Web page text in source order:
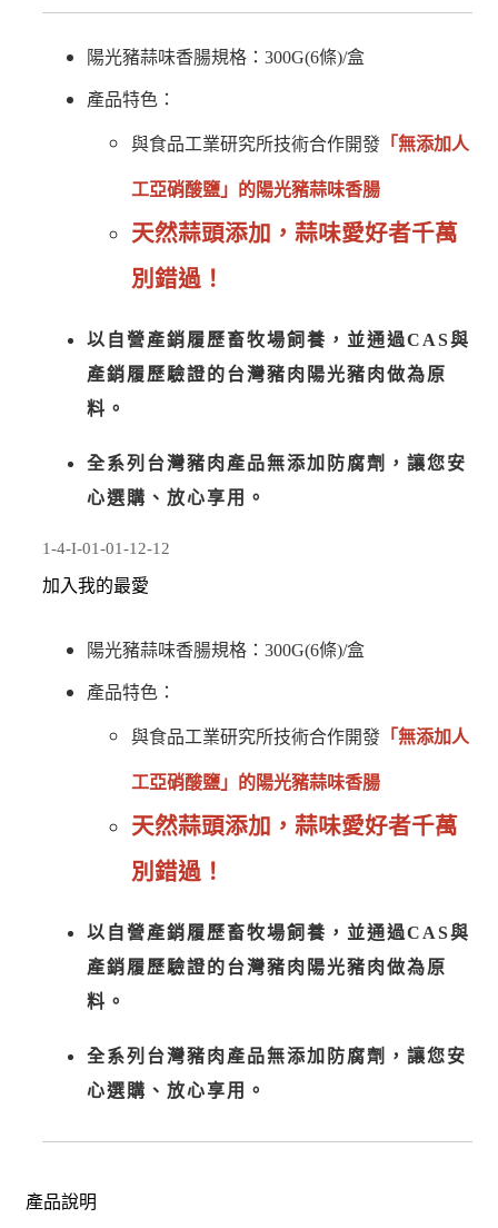
陽光豬蒜味香腸規格：300G(6條)/盒
產品特色：
與食品工業研究所技術合作開發 「無添加人
工亞硝酸鹽」的陽光豬蒜味香腸
天然蒜頭添加，蒜味愛好者千萬
別錯過！
以自營產銷履歷畜牧場飼養，並通過CAS與
產銷履歷驗證的台灣豬肉陽光豬肉做為原
料。
全系列台灣豬肉產品無添加防腐劑，讓您安
心選購、放心享用。
1-4-I-01-01-12-12
加入我的最愛
陽光豬蒜味香腸規格：300G(6條)/盒
產品特色：
與食品工業研究所技術合作開發 「無添加人
工亞硝酸鹽」的陽光豬蒜味香腸
天然蒜頭添加，蒜味愛好者千萬
別錯過！
以自營產銷履歷畜牧場飼養，並通過CAS與
產銷履歷驗證的台灣豬肉陽光豬肉做為原
料。
全系列台灣豬肉產品無添加防腐劑，讓您安
心選購、放心享用。
產品說明